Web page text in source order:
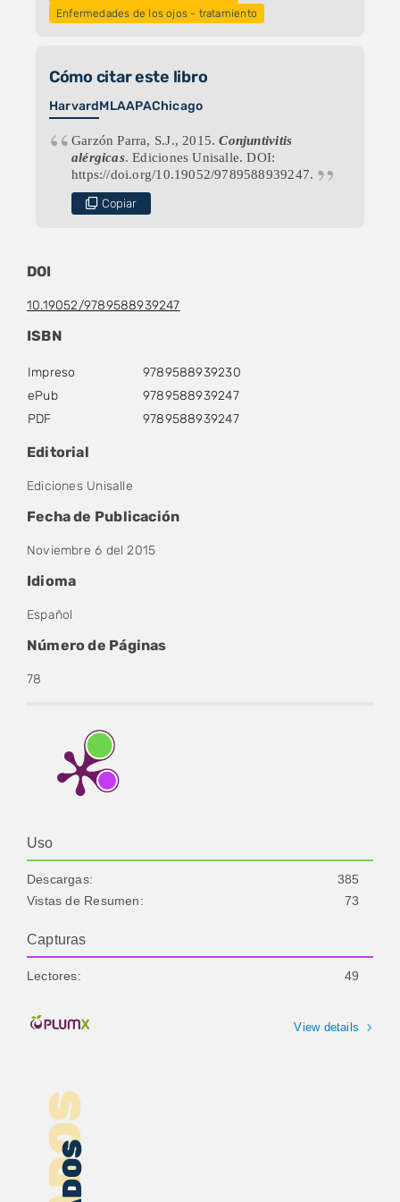
Enfermedades de los ojos - tratamiento
Cómo citar este libro
HarvardMLAAPAChicago
Garzón Parra, S.J., 2015.Conjuntivitis
alérgicas. Ediciones Unisalle. DOI:
https://doi.org/10.19052/9789588939247.
Copiar
DOI
10.19052/9789588939247
ISBN
Impreso
9789588939230
ePub
9789588939247
PDF
9789588939247
Editorial
Ediciones Unisalle
Fecha de Publicación
Noviembre 6 del 2015
Idioma
Español
Número de Páginas
78
Uso
Descargas:
385
Vistas de Resumen:
73
Capturas
Lectores: 49
View details